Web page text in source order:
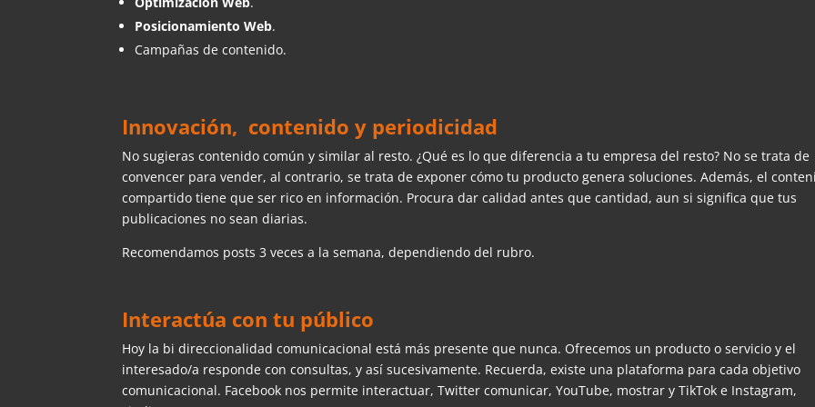
Posicionamiento Web.
Campañas de contenido.
Innovación, contenido y periodicidad
No sugieras contenido común y similar al resto. ¿Qué es lo que diferencia a tu empresa del resto? No se trata de
convencer para vender, al contrario, se trata de exponer cómo tu producto genera soluciones. Además, el
compartido tiene que ser rico en información. Procura dar calidad antes que cantidad, aun si significa que tus
publicaciones no sean diarias.
Recomendamos posts 3 veces a la semana, dependiendo del rubro.
Interactúa con tu público
Hoy la bi direccionalidad comunicacional está más presente que nunca. Ofrecemos un producto o servicio y el
interesado/a responde con consultas, y así sucesivamente. Recuerda, existe una plataforma para cada objetivo
comunicacional. Facebook nos permite interactuar, Twitter comunicar, YouTube, mostrar y TikTok e Instagram,